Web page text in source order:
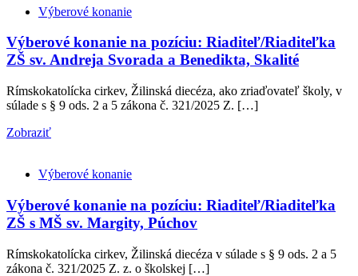
Výberové konanie
Výberové konanie na pozíciu: Riaditeľ/Riaditeľka
ZŠ sv. Andreja Svorada a Benedikta, Skalité
Rímskokatolícka cirkev, Žilinská diecéza, ako zriaďovateľ školy, v
súlade s § 9 ods. 2 a 5 zákona č. 321/2025 Z. […]
Zobraziť
Výberové konanie
Výberové konanie na pozíciu: Riaditeľ/Riaditeľka
ZŠ s MŠ sv. Margity, Púchov
Rímskokatolícka cirkev, Žilinská diecéza v súlade s § 9 ods. 2 a 5
zákona č. 321/2025 Z. z. o školskej […]